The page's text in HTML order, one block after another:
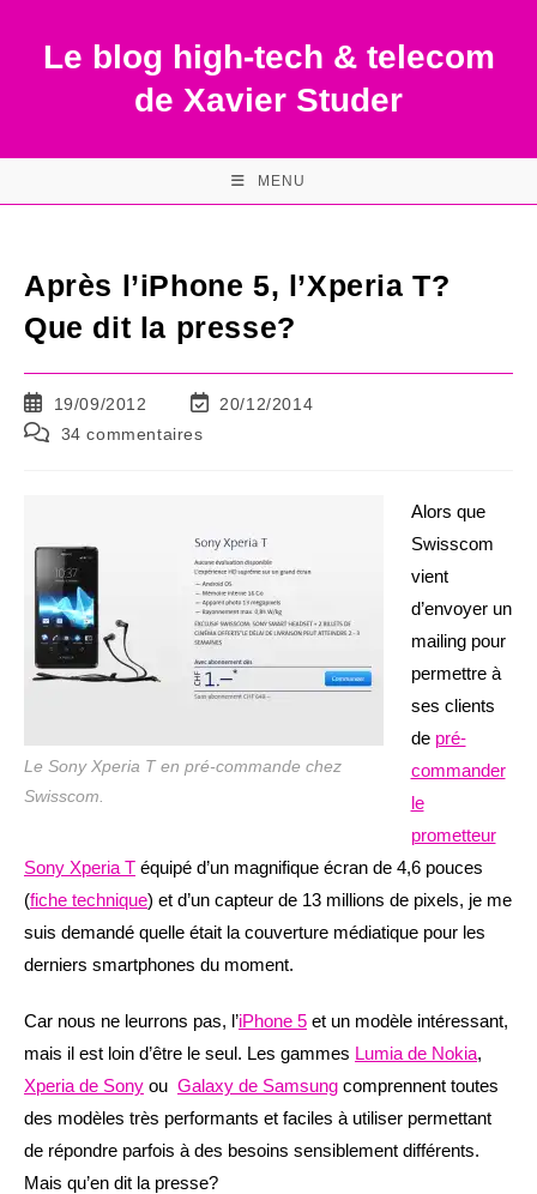
contentLe blog high-tech & telecom
de Xavier Studer
MENU
Après l’iPhone 5, l’Xperia T?
Que dit la presse?
Publication
publiée :
19/09/2012
Dernière
20/12/2014
Commentaires
34 commentaires
Le Sony Xperia T en pré-commande chez
Swisscom.
Alors que
Swisscom
vient
d’envoyer un
mailing pour
permettre à
ses clients
de pré-
commander
le
prometteur
Sony Xperia T équipé d’un magnifique écran de 4,6 pouces
(fiche technique) et d’un capteur de 13 millions de pixels, je me
suis demandé quelle était la couverture médiatique pour les
derniers smartphones du moment.
Car nous ne leurrons pas, l’iPhone 5 et un modèle intéressant,
mais il est loin d’être le seul. Les gammes Lumia de Nokia,
Xperia de Sony ou Galaxy de Samsung comprennent toutes
des modèles très performants et faciles à utiliser permettant
de répondre parfois à des besoins sensiblement différents.
Mais qu’en dit la presse?